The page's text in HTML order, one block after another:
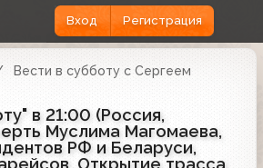
Вход Регистрация
Вести в субботу с Сергеем
в 21:00 (Россия,
Муслима Магомаева,
РФ и Беларуси,
Открытие трасса